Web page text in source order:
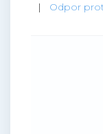
| Odpor